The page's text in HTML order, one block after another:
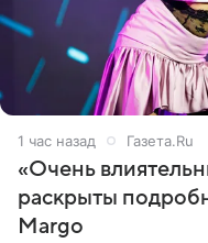
1 час назад Газета.Ru
«Очень
раскрыты
Margo